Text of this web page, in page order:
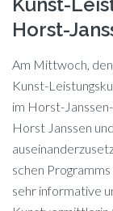
Horst-
Am Mitt­woch,
Kunst-
im Horst-
Horst Jans­sen
schen
sehr in­for­ma­ti­ve